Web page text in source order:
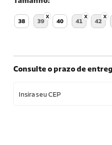
38 39 40 41 42
Consulte o prazo de
Insira seu CEP